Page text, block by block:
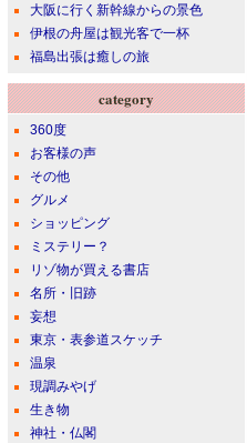
大阪に行く新幹線からの景色
伊根の舟屋は観光客で一杯
福島出張は癒しの旅
category
360度
お客様の声
その他
グルメ
ショッピング
ミステリー？
リゾ物が買える書店
名所・旧跡
妄想
東京・表参道スケッチ
温泉
現調みやげ
生き物
神社・仏閣